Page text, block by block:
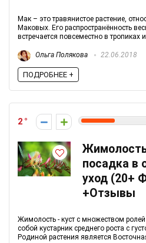
Мак – это травянистое растение,
Маковых. Его распространённость
встречается повсеместно в тропиках
Ольга Полякова 22.06.2018
ПОДРОБНЕЕ +
2
посадка в
уход (20+
+Отзывы
Жимолость - куст с множеством
собой кустарник среднего роста с
Родиной растения является Восточная